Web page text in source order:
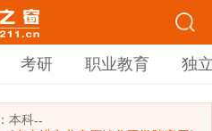
考研 职业教育 独
本科--